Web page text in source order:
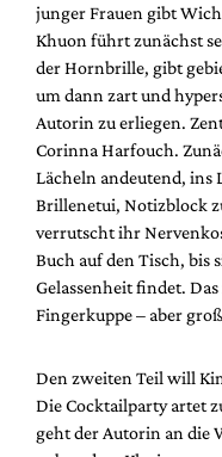
junger Frauen gibt
Khuon führt zunächst
der Hornbrille, gibt
um dann zart und
Autorin zu erliegen.
Corinna Harfouch.
Lächeln andeutend, ins
Brillenetui, Notizblock
verrutscht ihr
Buch auf den Tisch, bis
Gelassenheit findet.
Fingerkuppe – aber
Den zweiten Teil will
Die Cocktailparty artet
geht der Autorin an die